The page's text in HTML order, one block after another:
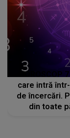
HOROSCOP
care intră
de încercări.
din toate